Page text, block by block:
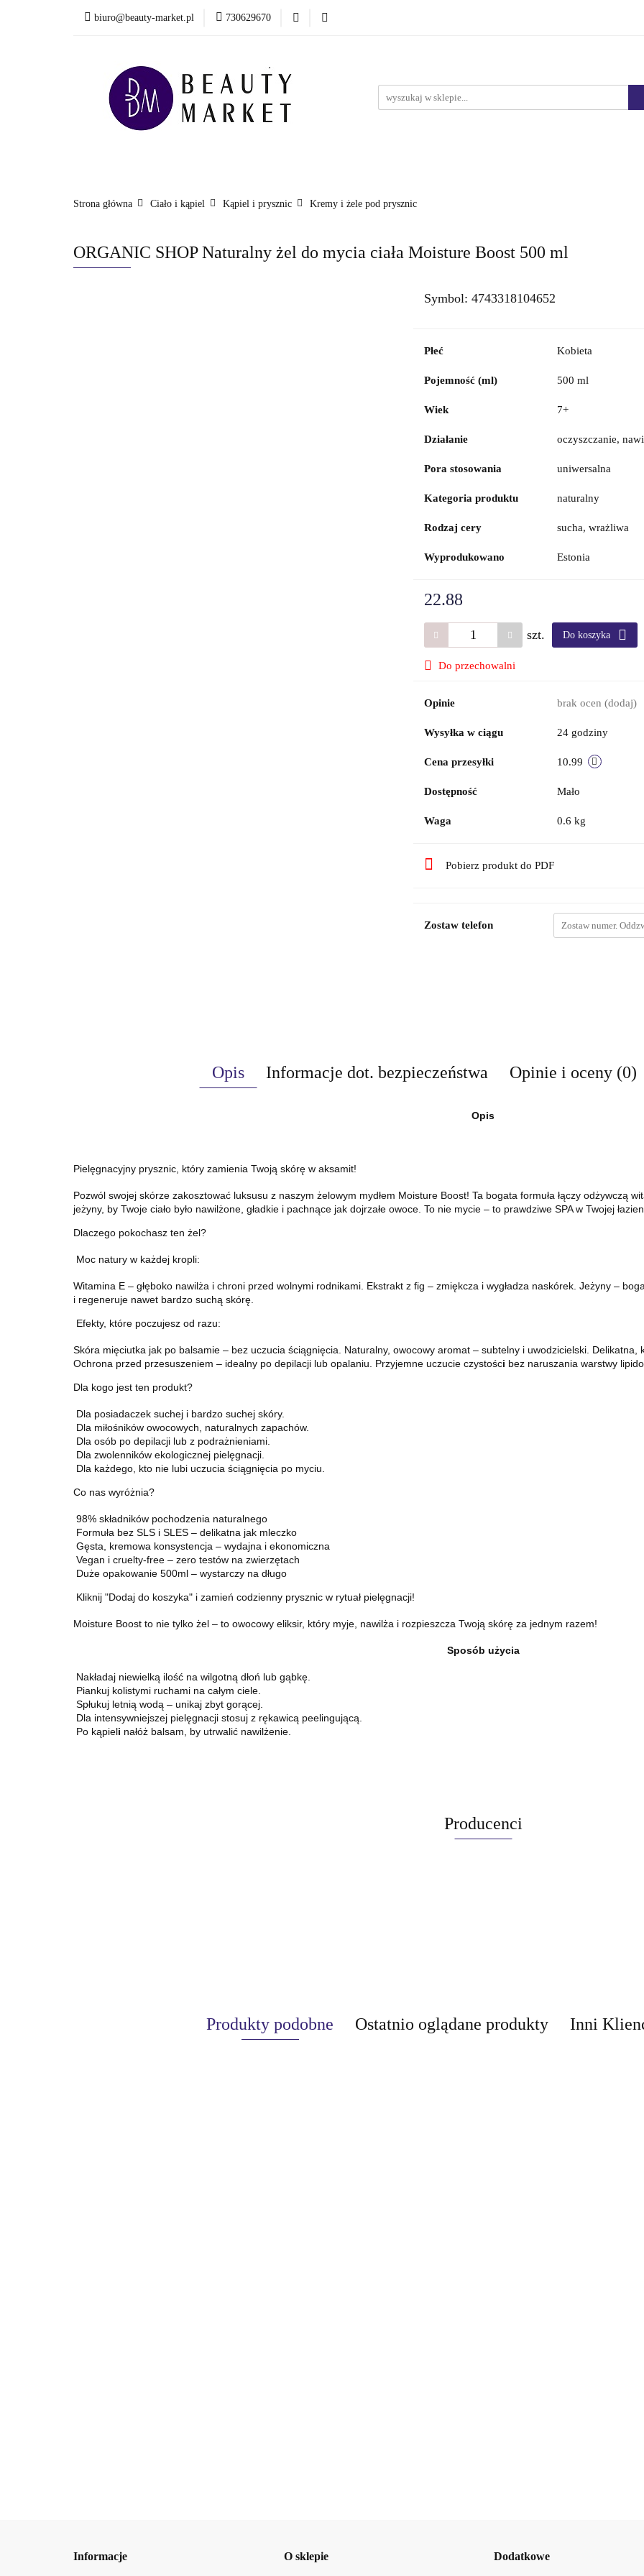
biuro@beauty-market.pl 730629670
Nowości
Włosy Twarz
Health & Care
Strona główna Ciało i kąpiel Kąpiel i prysznic Kremy i żele pod prysznic
ORGANIC SHOP Naturalny żel do mycia ciała Moisture Boost 500 ml
Symbol: 4743318104652
Płeć Kobieta
Pojemność (ml) 500 ml
Wiek 7+
Działanie oczyszczanie,
Pora stosowania uniwersalna
Kategoria produktu naturalny
Rodzaj cery sucha, wrażliwa
Wyprodukowano Estonia
22.88
szt. Do koszyka
Do przechowalni
Opinie brak ocen (dodaj)
Wysyłka w ciągu 24 godziny
Cena przesyłki 10.99
Dostępność Mało
Waga 0.6 kg
Pobierz produkt do PDF
Zostaw telefon
Opis Informacje dot. bezpieczeństwa Opinie i oceny (0)
Opis
Pielęgnacyjny prysznic, który zamienia Twoją skórę w aksamit!
Pozwól swojej skórze zakosztować luksusu z naszym żelowym mydłem Moisture Boost! Ta bogata formuła łączy odżywczą
jeżyny, by Twoje ciało było nawilżone, gładkie i pachnące jak dojrzałe owoce. To nie mycie – to prawdziwe SPA w Twojej
Dlaczego pokochasz ten żel?
Moc natury w każdej kropli:
Witamina E – głęboko nawilża i chroni przed wolnymi rodnikami. Ekstrakt z fig – zmiękcza i wygładza naskórek. Jeżyny –
i regeneruje nawet bardzo suchą skórę.
Efekty, które poczujesz od razu:
Skóra mięciutka jak po balsamie – bez uczucia ściągnięcia. Naturalny, owocowy aromat – subtelny i uwodzicielski.
Ochrona przed przesuszeniem – idealny po depilacji lub opalaniu. Przyjemne uczucie czystości bez naruszania warstwy
Dla kogo jest ten produkt?
Dla posiadaczek suchej i bardzo suchej skóry.
Dla miłośników owocowych, naturalnych zapachów.
Dla osób po depilacji lub z podrażnieniami.
Dla zwolenników ekologicznej pielęgnacji.
Dla każdego, kto nie lubi uczucia ściągnięcia po myciu.
Co nas wyróżnia?
98% składników pochodzenia naturalnego
Formuła bez SLS i SLES – delikatna jak mleczko
Gęsta, kremowa konsystencja – wydajna i ekonomiczna
Vegan i cruelty-free – zero testów na zwierzętach
Duże opakowanie 500ml – wystarczy na długo
Kliknij "Dodaj do koszyka" i zamień codzienny prysznic w rytuał pielęgnacji!
Moisture Boost to nie tylko żel – to owocowy eliksir, który myje, nawilża i rozpieszcza Twoją skórę za jednym razem!
Sposób użycia
Nakładaj niewielką ilość na wilgotną dłoń lub gąbkę.
Piankuj kolistymi ruchami na całym ciele.
Spłukuj letnią wodą – unikaj zbyt gorącej.
Dla intensywniejszej pielęgnacji stosuj z rękawicą peelingującą.
Po kąpieli nałóż balsam, by utrwalić nawilżenie.
Producenci
Produkty podobne Ostatnio oglądane produkty Inni
Informacje O sklepie Dodatkowe